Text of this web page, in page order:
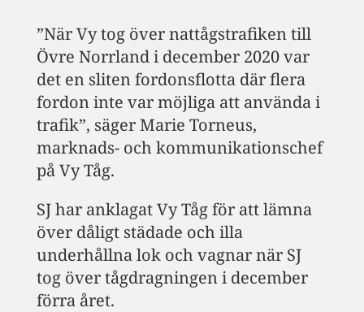
”När Vy tog över nattågstrafiken till
Övre Norrland i december 2020 var
det en sliten fordonsflotta där flera
fordon inte var möjliga att använda i
trafik”, säger Marie Torneus,
marknads- och kommunikationschef
på Vy Tåg.
SJ har anklagat Vy Tåg för att lämna
över dåligt städade och illa
underhållna lok och vagnar när SJ
tog över tågdragningen i december
förra året.